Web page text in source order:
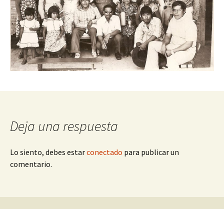
Deja una respuesta
Lo siento, debes estarconectado para publicar un
comentario.